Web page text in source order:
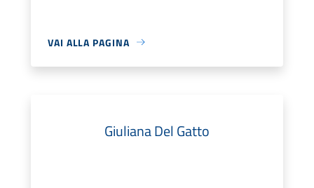
VAI ALLA PAGINA
Giuliana Del Gatto